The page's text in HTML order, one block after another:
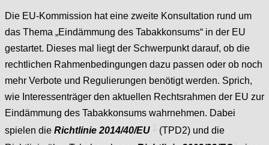
Die EU-Kommission hat eine zweite Konsultation rund um
das Thema „Eindämmung des Tabakkonsums“ in der EU
gestartet. Dieses mal liegt der Schwerpunkt darauf, ob die
rechtlichen Rahmenbedingungen dazu passen oder ob noch
mehr Verbote und Regulierungen benötigt werden. Sprich,
wie Interessenträger den aktuellen Rechtsrahmen der EU zur
Eindämmung des Tabakkonsums wahrnehmen. Dabei
spielen die Richtlinie 2014/40/EU
(TPD2) und die